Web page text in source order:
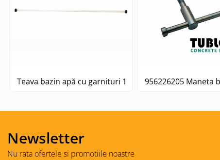
Teava bazin apă cu garnituri 12x2 x 635lg956226205 Maneta
Newsletter
Nu rata ofertele si promotiile noastre